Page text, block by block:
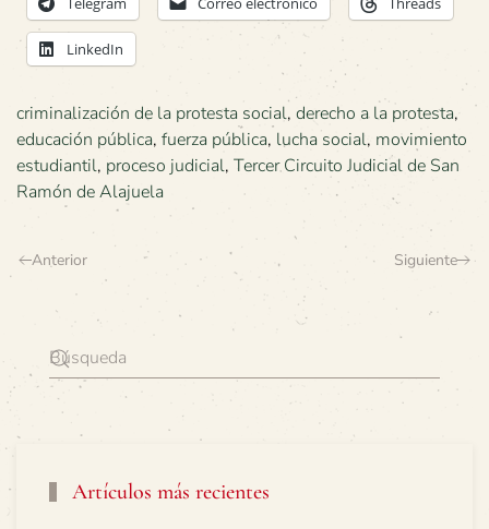
LinkedIn
criminalización de la protesta social, derecho a la protesta,
educación pública, fuerza pública, lucha social, movimiento
estudiantil, proceso judicial, Tercer Circuito Judicial de San
Ramón de Alajuela
Anterior Siguiente
Artículos más recientes